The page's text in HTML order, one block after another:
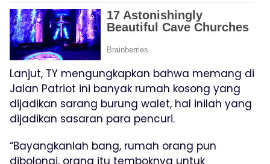
Lanjut, TY mengungkapkan bahwa memang di
Jalan Patriot ini banyak rumah kosong yang
dijadikan sarang burung walet, hal inilah yang
dijadikan sasaran para pencuri.
“Bayangkanlah bang, rumah orang pun
dibolongi, orang itu temboknya untuk